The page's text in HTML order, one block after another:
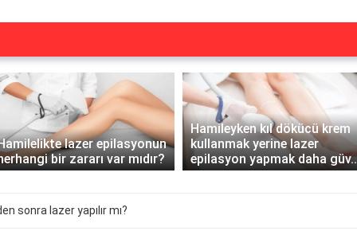
lazer epilasyonun
bir zararı var mıdır?
Hamileyken kıl dökücü krem
kullanmak yerine lazer
epilasyon yapmak daha güv..
sonra lazer yapılır mı?